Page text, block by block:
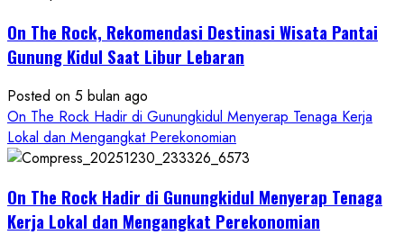
Wisata
Kekinian
On The Rock, Rekomendasi Destinasi Wisata Pantai
Gunung Kidul Saat Libur Lebaran
Posted on 5 bulan ago
On The Rock Hadir di Gunungkidul Menyerap Tenaga Kerja
Lokal dan Mengangkat Perekonomian
On The Rock Hadir di Gunungkidul Menyerap Tenaga
Kerja Lokal dan Mengangkat Perekonomian